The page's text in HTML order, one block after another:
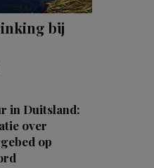
bij
in Duitsland:
over
op